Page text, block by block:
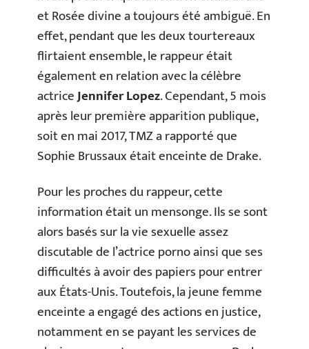
et Rosée divine a toujours été ambiguë. En
effet, pendant que les deux tourtereaux
flirtaient ensemble, le rappeur était
également en relation avec la célèbre
actriceJennifer Lopez. Cependant, 5 mois
après leur première apparition publique,
soit en mai 2017, TMZ a rapporté que
Sophie Brussaux était enceinte de Drake.
Pour les proches du rappeur, cette
information était un mensonge. Ils se sont
alors basés sur la vie sexuelle assez
discutable de l’actrice porno ainsi que ses
difficultés à avoir des papiers pour entrer
aux États-Unis. Toutefois, la jeune femme
enceinte a engagé des actions en justice,
notamment en se payant les services de